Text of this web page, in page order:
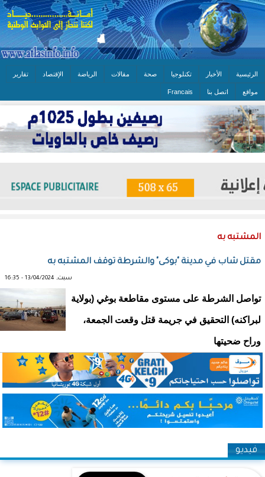
الرئيسية الأخبار تكنلوجيا صحة مقالات الرياضة الإقتصاد تقارير
مواقع اتصل بنا Francais
المشتبه به
مقتل شاب في مدينة "بوكى" والشرطة توقف المشتبه به
سبت, 13/04/2024 - 16:35
تواصل الشرطة على مستوى مقاطعة بوغي (بولاية
لبراكنه) التحقيق في جريمة قتل وقعت الجمعة،
وراح ضحيتها
فيديو